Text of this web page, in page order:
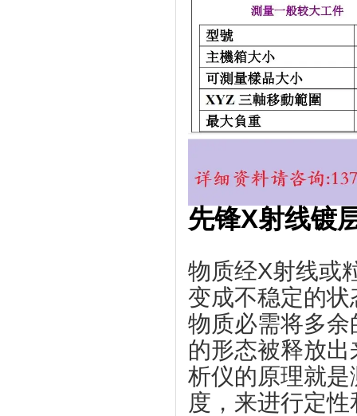
先锋X射线镀
物质经X射线或
变成不稳定的
物质必需将多
的形态被释放
析仪的原理就
度，来进行定